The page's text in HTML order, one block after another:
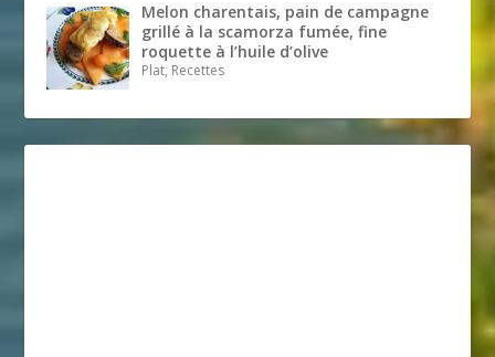
Melon charentais, pain de campagne
grillé à la scamorza fumée, fine
roquette à l’huile d’olive
Plat, Recettes